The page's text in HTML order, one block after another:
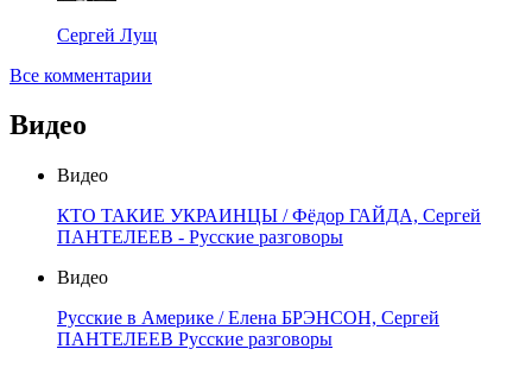
Сергей Лущ
Все комментарии
Видео
Видео
КТО ТАКИЕ УКРАИНЦЫ / Фёдор ГАЙДА, Сергей
ПАНТЕЛЕЕВ - Русские разговоры
Видео
Русские в Америке / Елена БРЭНСОН, Сергей
ПАНТЕЛЕЕВ Русские разговоры